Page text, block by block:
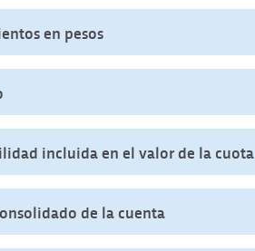
en pesos
incluida en el valor de la cuota
de la cuenta